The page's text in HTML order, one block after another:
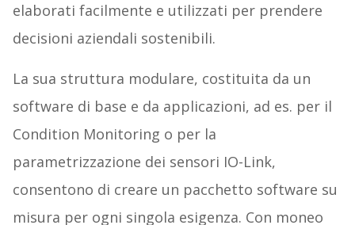
elaborati facilmente e utilizzati per prendere
decisioni aziendali sostenibili.
La sua struttura modulare, costituita da un
software di base e da applicazioni, ad es. per il
Condition Monitoring o per la
parametrizzazione dei sensori IO-Link,
consentono di creare un pacchetto software su
misura per ogni singola esigenza. Con moneo